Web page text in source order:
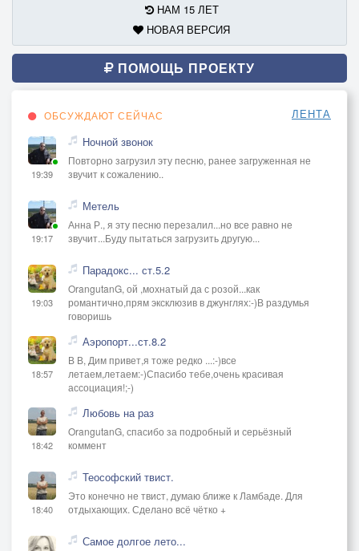
НАМ 15 ЛЕТ
НОВАЯ ВЕРСИЯ
ПОМОЩЬ ПРОЕКТУ
ОБСУЖДАЮТ СЕЙЧАС ЛЕНТА
19:39
Ночной звонок
Повторно загрузил эту песню, ранее загруженная не
звучит к сожалению..
19:17
Метель
Анна Р., я эту песню перезалил...но все равно не
звучит...Буду пытаться загрузить другую...
19:03
Парадокс... ст.5.2
OrangutanG, ой ,мохнатый да с розой...как
романтично,прям эксклюзив в джунглях:-)В раздумья
говоришь
18:57
Аэропорт...ст.8.2
В В, Дим привет,я тоже редко ...:-)все
летаем,летаем:-)Спасибо тебе,очень красивая
ассоциация!;-)
18:42
Любовь на раз
OrangutanG, спасибо за подробный и серьёзный
коммент
18:40
Теософский твист.
Это конечно не твист, думаю ближе к Ламбаде. Для
отдыхающих. Сделано всё чётко +
Самое долгое лето...